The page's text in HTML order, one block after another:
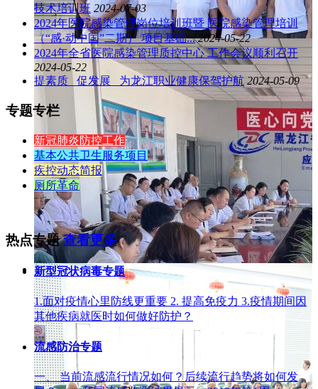
技术培训班 2024-07-03
2024年医院感染管理岗位培训班暨 医院感染管理培训
（“感·动中国”二期） 项目基础... 2024-05-22
2024年全省医院感染管理质控中心 工作会议顺利召开
2024-05-22
提素质 促发展 为龙江职业健康保驾护航 2024-05-09
专题专栏
新冠肺炎防控工作
基本公共卫生服务项目
疾控动态简报
厕所革命
热点专题 查看更多
新型冠状病毒专题
1.面对疫情心里防线更重要 2. 提高免疫力 3.疫情期间因
其他疾病就医时如何做好防护？
流感防治专题
一、 当前流感流行情况如何？后续流行趋势将如何发